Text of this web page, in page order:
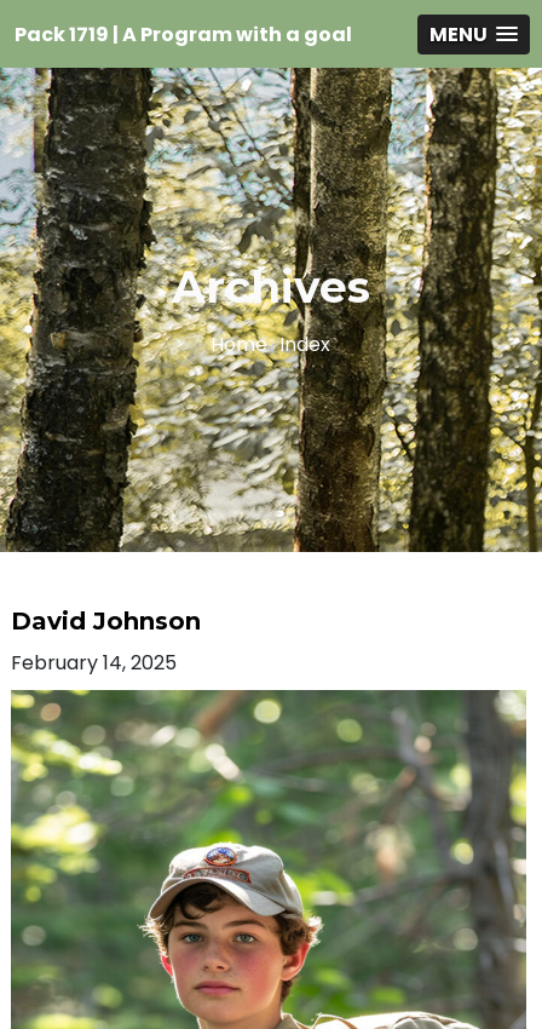
Pack 1719 | A Program with a goal MENU
Archives
Home Index
David Johnson
February 14, 2025